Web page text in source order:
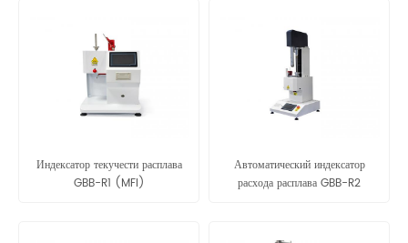
Индексатор текучести расплава
GBB-R1 (MFI)
Автоматический индексатор
расхода расплава GBB-R2